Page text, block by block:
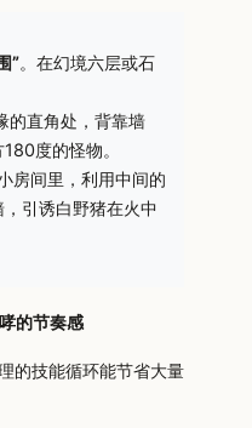
”。在幻境六层或石
的直角处，背靠墙
度的怪物。
房间里，利用中间的
引诱白野猪在火中
的节奏感
的技能循环能节省大量